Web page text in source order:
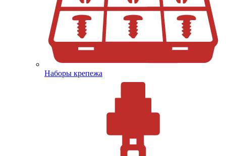
Наборы крепежа